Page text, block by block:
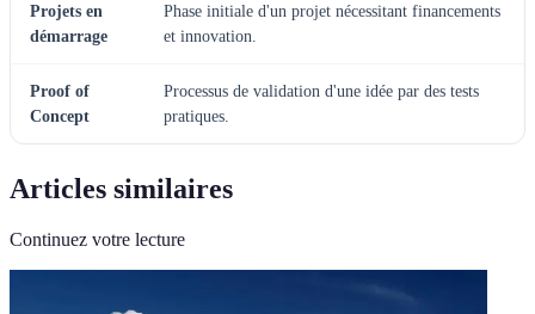
Projets en
démarrage
Phase initiale d'un projet nécessitant financements
et innovation.
Proof of
Concept
Processus de validation d'une idée par des tests
pratiques.
Articles similaires
Continuez votre lecture